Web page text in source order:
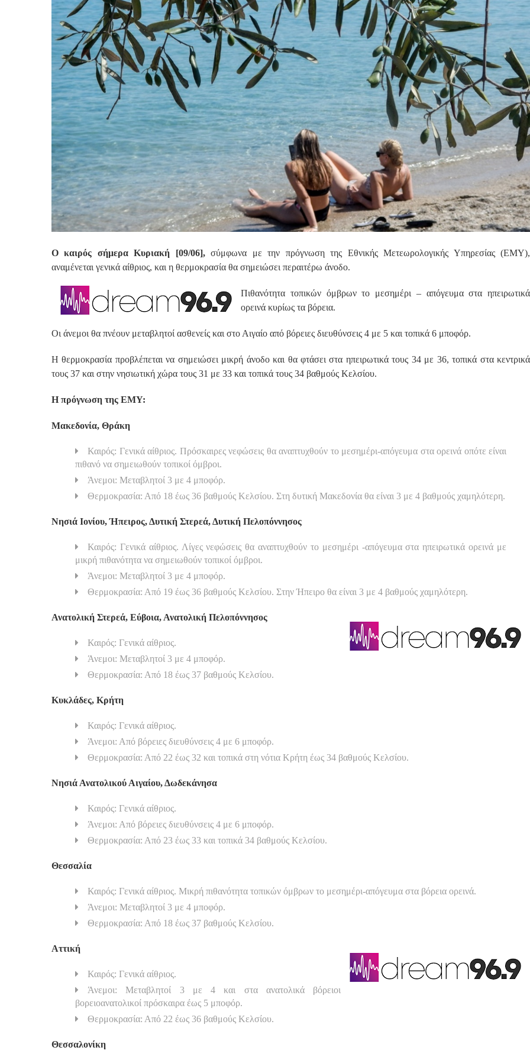
Ο καιρός σήμερα Κυριακή [09/06],σύμφωνα με την πρόγνωση της Εθνικής Μετεωρολογικής Υπηρεσίας (ΕΜΥ),
αναμένεται γενικά αίθριος, και η θερμοκρασία θα σημειώσει περαιτέρω άνοδο.
Πιθανότητα τοπικών όμβρων το μεσημέρι – απόγευμα στα ηπειρωτικά
ορεινά κυρίως τα βόρεια.
Οι άνεμοι θα πνέουν μεταβλητοί ασθενείς και στο Αιγαίο από βόρειες διευθύνσεις 4 με 5 και τοπικά 6 μποφόρ.
Η θερμοκρασία προβλέπεται να σημειώσει μικρή άνοδο και θα φτάσει στα ηπειρωτικά τους 34 με 36, τοπικά στα κεντρικά
τους 37 και στην νησιωτική χώρα τους 31 με 33 και τοπικά τους 34 βαθμούς Κελσίου.
Η πρόγνωση της ΕΜΥ:
Μακεδονία, Θράκη
Καιρός: Γενικά αίθριος. Πρόσκαιρες νεφώσεις θα αναπτυχθούν το μεσημέρι-απόγευμα στα ορεινά οπότε είναι
πιθανό να σημειωθούν τοπικοί όμβροι.
Άνεμοι: Μεταβλητοί 3 με 4 μποφόρ.
Θερμοκρασία: Από 18 έως 36 βαθμούς Κελσίου. Στη δυτική Μακεδονία θα είναι 3 με 4 βαθμούς χαμηλότερη.
Νησιά Ιονίου, Ήπειρος, Δυτική Στερεά, Δυτική Πελοπόννησος
Καιρός: Γενικά αίθριος. Λίγες νεφώσεις θα αναπτυχθούν το μεσημέρι -απόγευμα στα ηπειρωτικά ορεινά με
μικρή πιθανότητα να σημειωθούν τοπικοί όμβροι.
Άνεμοι: Μεταβλητοί 3 με 4 μποφόρ.
Θερμοκρασία: Από 19 έως 36 βαθμούς Κελσίου. Στην Ήπειρο θα είναι 3 με 4 βαθμούς χαμηλότερη.
Ανατολική Στερεά, Εύβοια, Ανατολική Πελοπόννησος
Καιρός: Γενικά αίθριος.
Άνεμοι: Μεταβλητοί 3 με 4 μποφόρ.
Θερμοκρασία: Από 18 έως 37 βαθμούς Κελσίου.
Κυκλάδες, Κρήτη
Καιρός: Γενικά αίθριος.
Άνεμοι: Από βόρειες διευθύνσεις 4 με 6 μποφόρ.
Θερμοκρασία: Από 22 έως 32 και τοπικά στη νότια Κρήτη έως 34 βαθμούς Κελσίου.
Νησιά Ανατολικού Αιγαίου, Δωδεκάνησα
Καιρός: Γενικά αίθριος.
Άνεμοι: Από βόρειες διευθύνσεις 4 με 6 μποφόρ.
Θερμοκρασία: Από 23 έως 33 και τοπικά 34 βαθμούς Κελσίου.
Θεσσαλία
Καιρός: Γενικά αίθριος. Μικρή πιθανότητα τοπικών όμβρων το μεσημέρι-απόγευμα στα βόρεια ορεινά.
Άνεμοι: Μεταβλητοί 3 με 4 μποφόρ.
Θερμοκρασία: Από 18 έως 37 βαθμούς Κελσίου.
Αττική
Καιρός: Γενικά αίθριος.
Άνεμοι: Μεταβλητοί 3 με 4 και στα ανατολικά βόρειοι
βορειοανατολικοί πρόσκαιρα έως 5 μποφόρ.
Θερμοκρασία: Από 22 έως 36 βαθμούς Κελσίου.
Θεσσαλονίκη